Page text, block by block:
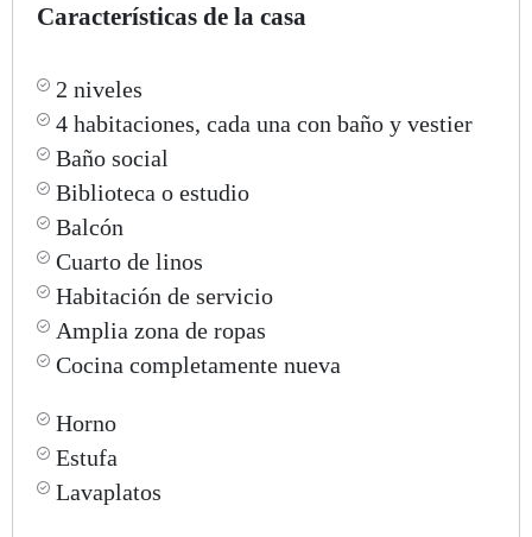
Características de la casa
2 niveles
4 habitaciones, cada una con baño y vestier
Baño social
Biblioteca o estudio
Balcón
Cuarto de linos
Habitación de servicio
Amplia zona de ropas
Cocina completamente nueva
Horno
Estufa
Lavaplatos